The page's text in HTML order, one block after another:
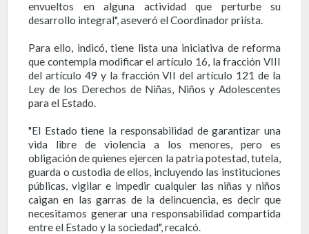
envueltos en alguna actividad que perturbe su
desarrollo integral", aseveró el Coordinador priísta.
Para ello, indicó, tiene lista una iniciativa de reforma
que contempla modificar el artículo 16, la fracción VIII
del artículo 49 y la fracción VII del artículo 121 de la
Ley de los Derechos de Niñas, Niños y Adolescentes
para el Estado.
"El Estado tiene la responsabilidad de garantizar una
vida libre de violencia a los menores, pero es
obligación de quienes ejercen la patria potestad, tutela,
guarda o custodia de ellos, incluyendo las instituciones
públicas, vigilar e impedir cualquier las niñas y niños
caigan en las garras de la delincuencia, es decir que
necesitamos generar una responsabilidad compartida
entre el Estado y la sociedad", recalcó.